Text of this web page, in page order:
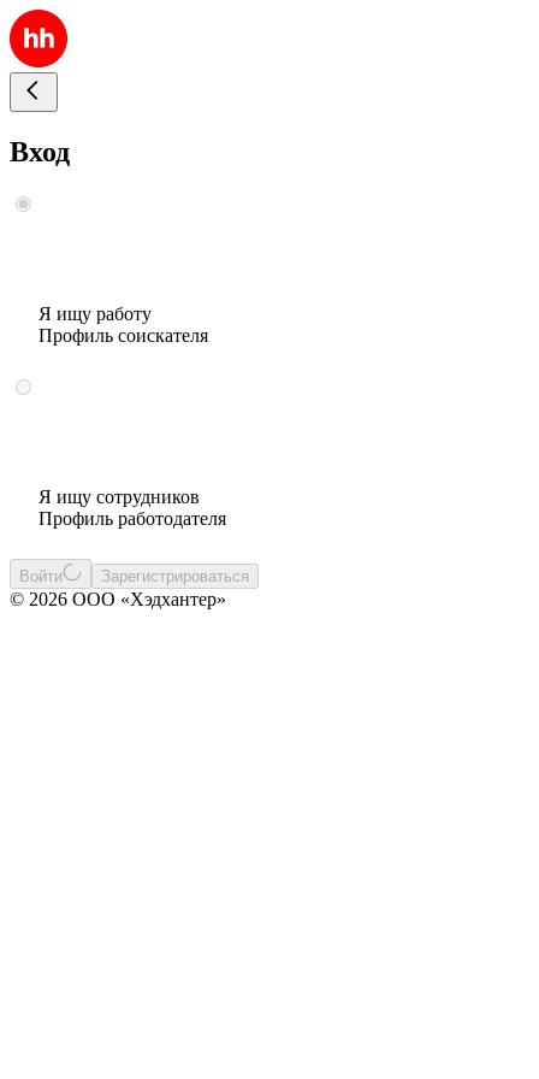
Вход
Я ищу работу
Профиль соискателя
Я ищу сотрудников
Профиль работодателя
Войти Зарегистрироваться
© 2026 ООО «Хэдхантер»